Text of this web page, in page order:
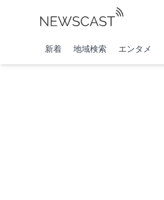
新着 地域検索 エンタメ